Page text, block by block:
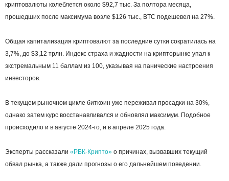
криптовалюты колеблется около $92,7 тыс. За полтора месяца,
прошедших после максимума возле $126 тыс., BTC подешевел на 27%.
Общая капитализация криптовалют за последние сутки сократилась на
3,7%, до $3,12 трлн. Индекс страха и жадности на крипторынке упал к
экстремальным 11 баллам из 100, указывая на панические настроения
инвесторов.
В текущем рыночном цикле биткоин уже переживал просадки на 30%,
однако затем курс восстанавливался и обновлял максимум. Подобное
происходило и в августе 2024-го, и в апреле 2025 года.
Эксперты рассказали «РБК-Крипто» о причинах, вызвавших текущий
обвал рынка, а также дали прогнозы о его дальнейшем поведении.